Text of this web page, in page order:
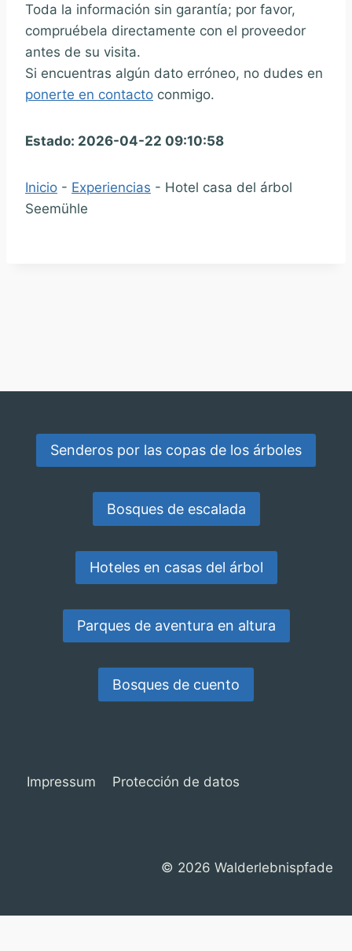
Toda la información sin garantía; por favor,
compruébela directamente con el proveedor
antes de su visita.
Si encuentras algún dato erróneo, no dudes en
ponerte en contacto conmigo.
Estado: 2026-04-22 09:10:58
Inicio - Experiencias - Hotel casa del árbol
Seemühle
Senderos por las copas de los árboles
Bosques de escalada
Hoteles en casas del árbol
Parques de aventura en altura
Bosques de cuento
Impressum Protección de datos
© 2026 Walderlebnispfade